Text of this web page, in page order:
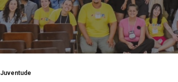
Juventude